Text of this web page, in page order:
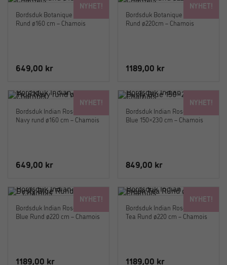
NYHET!
Bordsduk Botanique Paisley
Rund ø160 cm – Chamois
649,00 kr
NYHET!
Bordsduk Botanique Paisley
Rund ø220cm – Chamois
1189,00 kr
NYHET!
Bordsduk Indian Rose – True
Navy rund ø160 cm – Chamois
649,00 kr
NYHET!
Bordsduk Indian Rose Dusty
Blue 150×230 cm – Chamois
849,00 kr
NYHET!
Bordsduk Indian Rose Dusty
Blue Rund ø220 cm – Chamois
1189,00 kr
NYHET!
Bordsduk Indian Rose Green
Tea Rund ø220 cm – Chamois
1189,00 kr